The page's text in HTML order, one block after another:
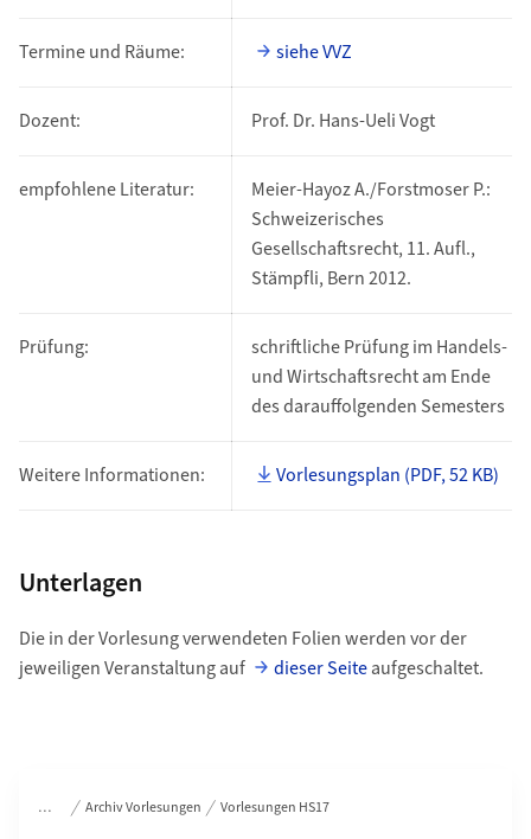
Termine und Räume: siehe VVZ
Dozent: Prof. Dr. Hans-Ueli Vogt
empfohlene Literatur:
Meier-Hayoz A./Forstmoser P.:
Schweizerisches
Gesellschaftsrecht, 11. Aufl.,
Stämpfli, Bern 2012.
Prüfung:
schriftliche Prüfung im Handels-
und Wirtschaftsrecht am Ende
des darauffolgenden Semesters
Weitere Informationen: Vorlesungsplan (PDF, 52 KB)
Unterlagen
Die in der Vorlesung verwendeten Folien werden vor der
jeweiligen Veranstaltung auf
dieser Seiteaufgeschaltet.
Archiv Vorlesungen Vorlesungen HS17